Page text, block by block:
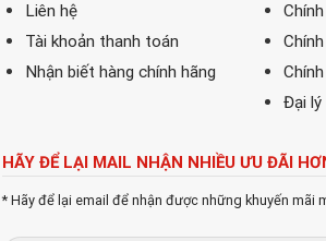
Liên hệ
Tài khoản thanh toán
Nhận biết hàng chính hãng
Đại lý
HÃY ĐỂ LẠI MAIL NHẬN NHIỀU ƯU ĐÃI
* Hãy để lại email để nhận được những khuyến mãi